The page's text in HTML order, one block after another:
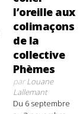
l’oreille aux
colimaçons
de la
collective
Phèmes
parLouane
Lallemant
Du 6 septembre